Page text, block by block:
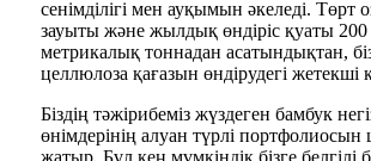
сенімділігі мен ауқымын әкеледі. Төрт
зауыты және жылдық өндіріс қуаты 200
метрикалық тоннадан асатындықтан,
целлюлоза қағазын өндірудегі
Біздің тәжірибеміз жүздеген бамбук
өнімдерінің алуан түрлі портфолиосын
жатыр. Бұл кең мүмкіндік бізге белгілі